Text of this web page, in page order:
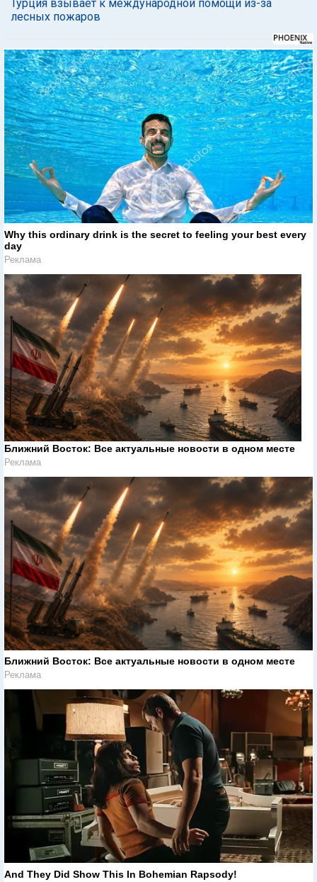
Турция взывает к международной помощи из-за
лесных пожаров
Why this ordinary drink is the secret to feeling your best every
day
Реклама
Ближний Восток: Все актуальные новости в одном месте
Реклама
Ближний Восток: Все актуальные новости в одном месте
Реклама
And They Did Show This In Bohemian Rapsody!